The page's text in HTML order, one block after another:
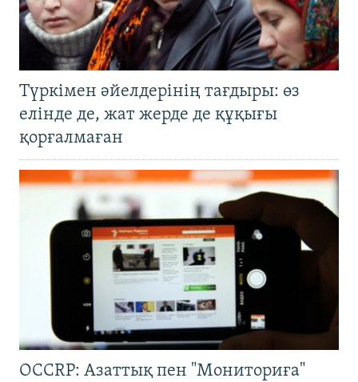
Түркімен әйелдерінің тағдыры: өз
елінде де, жат жерде де құқығы
қорғалмаған
OCCRP: Азаттық пен "Мониториға"